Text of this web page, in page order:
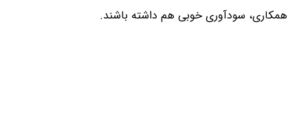
همکاری، سودآوری خوبی هم داشته باشند.